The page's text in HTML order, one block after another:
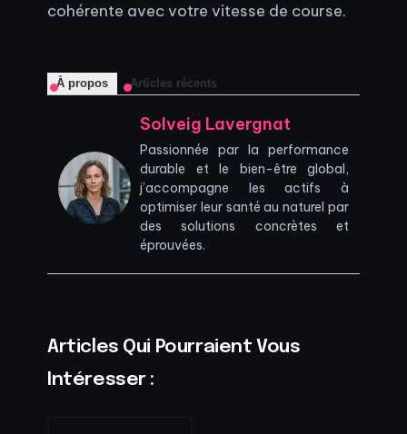
cohérente avec votre vitesse de course.
À propos Articles récents
Solveig Lavergnat
Passionnée par la performance
durable et le bien-être global,
j’accompagne les actifs à
optimiser leur santé au naturel par
des solutions concrètes et
éprouvées.
Articles Qui Pourraient Vous
Intéresser :